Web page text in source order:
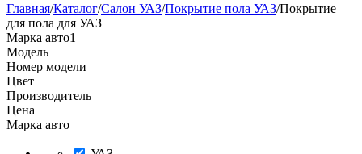
Главная/Каталог/Салон УАЗ/Покрытие пола УАЗ/Покрытие
для пола для УАЗ
Марка авто1
Модель
Номер модели
Цвет
Производитель
Цена
Марка авто